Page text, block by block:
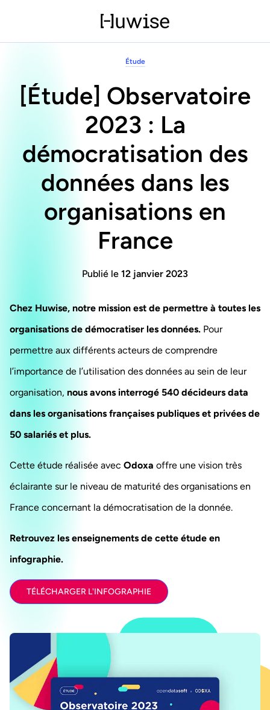
Étude
[Étude] Observatoire
2023 : La
démocratisation des
données dans les
organisations en
France
Publié le 12 janvier 2023
Chez Huwise, notre mission est de permettre à toutes les
organisations de démocratiser les données. Pour
permettre aux différents acteurs de comprendre
l’importance de l’utilisation des données au sein de leur
organisation, nous avons interrogé 540 décideurs data
dans les organisations françaises publiques et privées de
50 salariés et plus.
Cette étude réalisée avec Odoxa offre une vision très
éclairante sur le niveau de maturité des organisations en
France concernant la démocratisation de la donnée.
Retrouvez les enseignements de cette étude en
infographie.
TÉLÉCHARGER L'INFOGRAPHIE